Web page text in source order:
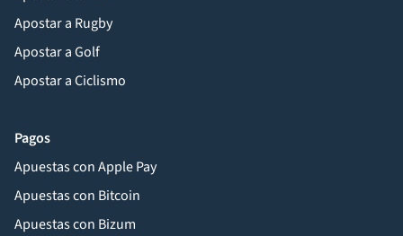
Apostar a Rugby
Apostar a Golf
Apostar a Ciclismo
Pagos
Apuestas con Apple Pay
Apuestas con Bitcoin
Apuestas con Bizum